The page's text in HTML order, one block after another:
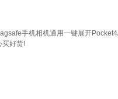
手机相机通用一键展开
买好货!